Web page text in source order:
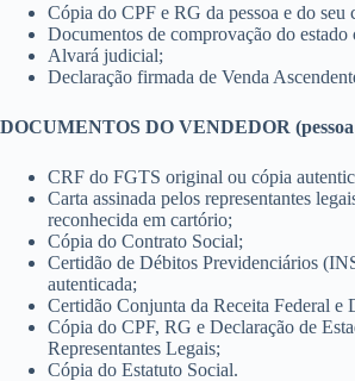
Cópia do CPF e RG da pessoa e do seu
Documentos de comprovação do estado
Alvará judicial;
Declaração firmada de Venda
DOCUMENTOS DO VENDEDOR
CRF do FGTS original ou cópia
Carta assinada pelos representantes
reconhecida em cartório;
Cópia do Contrato Social;
Certidão de Débitos Previdenciários
autenticada;
Certidão Conjunta da Receita Federal
Cópia do CPF, RG e Declaração de
Representantes Legais;
Cópia do Estatuto Social.